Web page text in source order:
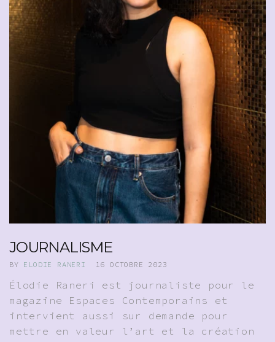
JOURNALISME
BY ELODIE RANERI 16 OCTOBRE 2023
Élodie Raneri est journaliste pour le
magazine Espaces Contemporains et
intervient aussi sur demande pour
mettre en valeur l’art et la création